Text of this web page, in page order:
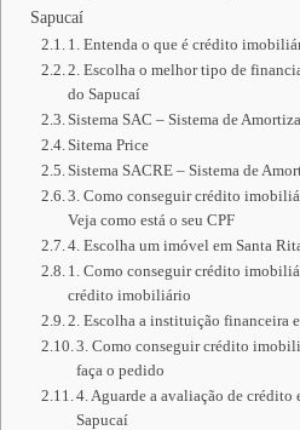
Sapucaí
1. Entenda o que é crédito
2. Escolha o melhor tipo de
do Sapucaí
Sistema SAC – Sistema de
Sitema Price
Sistema SACRE – Sistema de
3. Como conseguir crédito
Veja como está o seu CPF
4. Escolha um imóvel em Santa
1. Como conseguir crédito
crédito imobiliário
2. Escolha a instituição financeira
3. Como conseguir crédito
faça o pedido
4. Aguarde a avaliação de
Sapucaí